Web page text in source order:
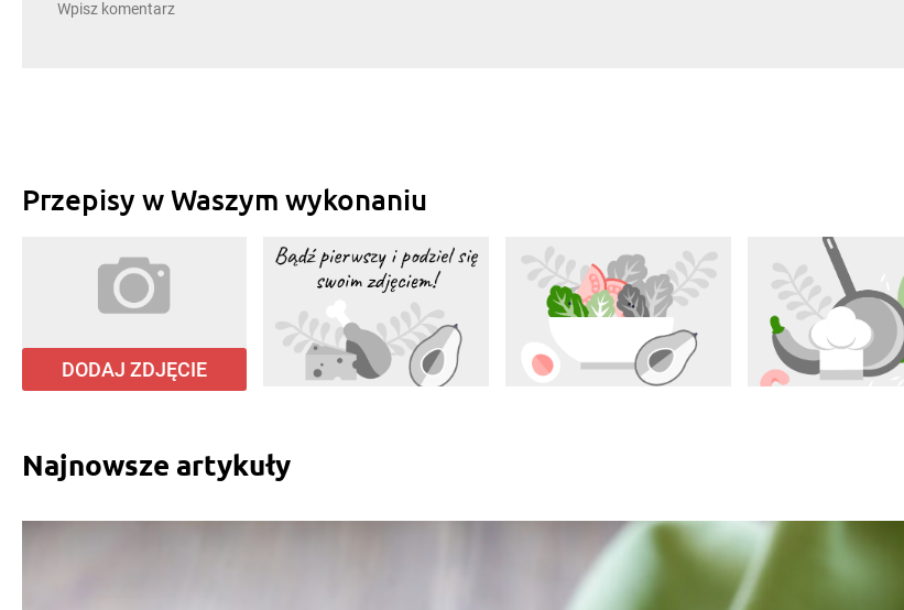
Przepisy w Waszym wykonaniu
DODAJ ZDJĘCIE
Najnowsze artykuły